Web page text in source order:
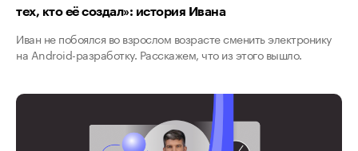
тех, кто её создал»: история Ивана
Иван не побоялся во взрослом возрасте сменить электронику
на Android-разработку. Расскажем, что из этого вышло.